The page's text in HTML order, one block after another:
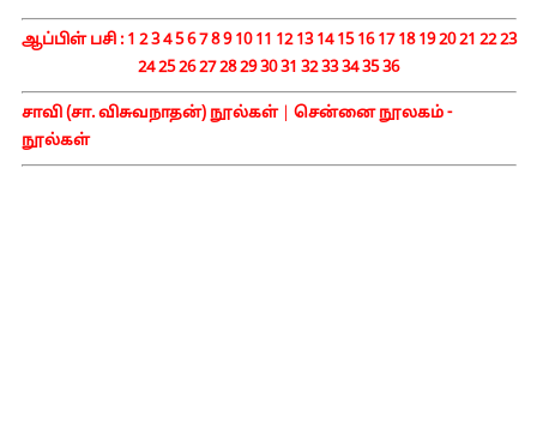
ஆப்பிள் பசி : 1 234567891011 12131415161718192021 2223
2425262728293031 3233343536
சாவி (சா. விசுவநாதன்) நூல்கள்| சென்னை நூலகம் -
நூல்கள்